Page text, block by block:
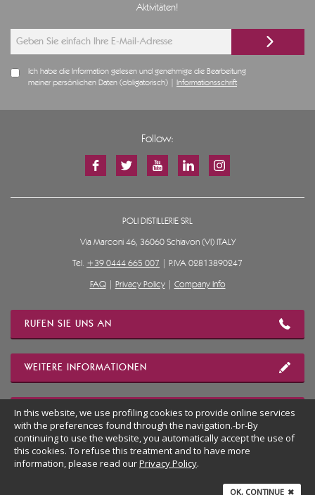
Aktivitäten!
Ich habe die Information gelesen und genehmige die Bearbeitung
meiner persönlichen Daten (obligatorisch) |
Informationsschrift
Follow:
POLI DISTILLERIE SRL
Via Marconi 46, 36060 Schiavon (VI) ITALY
Tel. +39 0444 665 007 | P.IVA 02813890247
FAQ| Privacy Policy| Company Info
RUFEN SIE UNS AN
WEITERE INFORMATIONEN
STANDORT ZEIGEN
ZUM DESKTOP DER WEBSEITE
In this website, we use profiling cookies to provide online services
with the preferences found through the navigation.-br-By
continuing to use the website, you automatically accept the use of
this cookies. To refuse this treatment and to have more
information, please read ourPrivacy Policy.
OK, CONTINUE ✖